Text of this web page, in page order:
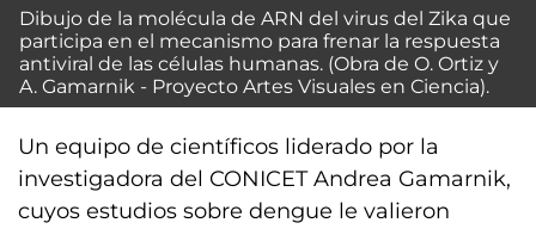
Dibujo de la molécula de ARN del virus del Zika que
participa en el mecanismo para frenar la respuesta
antiviral de las células humanas. (Obra de O. Ortiz y
A. Gamarnik - Proyecto Artes Visuales en Ciencia).
Un equipo de científicos liderado por la
investigadora del CONICET Andrea Gamarnik,
cuyos estudios sobre dengue le valieron